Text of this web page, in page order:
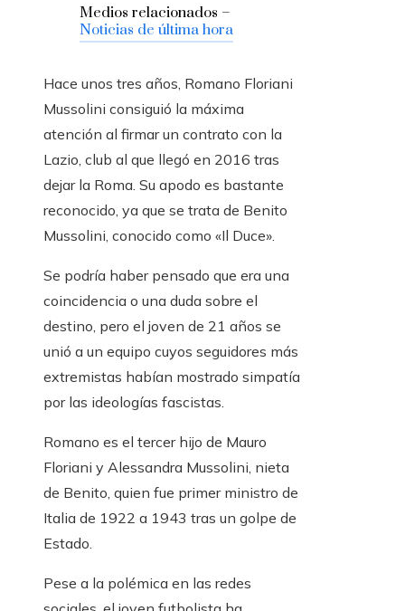
Medios relacionados –
Noticias de última hora
Hace unos tres años, Romano Floriani
Mussolini consiguió la máxima
atención al firmar un contrato con la
Lazio, club al que llegó en 2016 tras
dejar la Roma. Su apodo es bastante
reconocido, ya que se trata de Benito
Mussolini, conocido como «Il Duce».
Se podría haber pensado que era una
coincidencia o una duda sobre el
destino, pero el joven de 21 años se
unió a un equipo cuyos seguidores más
extremistas habían mostrado simpatía
por las ideologías fascistas.
Romano es el tercer hijo de Mauro
Floriani y Alessandra Mussolini, nieta
de Benito, quien fue primer ministro de
Italia de 1922 a 1943 tras un golpe de
Estado.
Pese a la polémica en las redes